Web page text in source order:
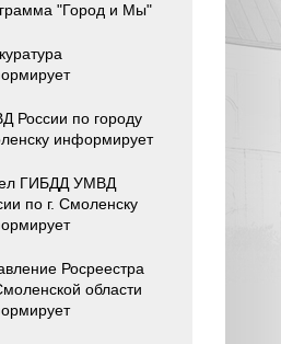
"Город и Мы"
России по городу
информирует
ГИБДД УМВД
по г. Смоленску
Росреестра
области